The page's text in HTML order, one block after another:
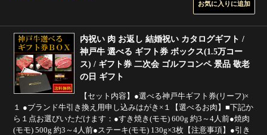
内祝い 肉 お返し 結婚祝い カタログギフト /
神戸牛 選べる ギフト券 ボックス(1.5万コー
ス) / ギフト券 二次会 ゴルフコンペ 景品 敬老
の日 ギフト
【セット内容】●選べる神戸牛ギフト券(リーフ)×
１ ●ブランド牛引き換え用申し込みはがき×１【選べるお肉】■下記か
ら１点お選びいただけます：●すき焼き(モモ) 600g 約3～4人前●焼肉
(モモ) 500g 約3～4人前●ステーキ(モモ) 130g×3枚【注意事項】●引き